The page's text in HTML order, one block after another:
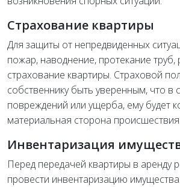
Страхование квартиры
Для защиты от непредвиденных
пожар, наводнение, протекание труб,
страхование квартиры. Страховой
собственнику быть уверенным, что в
повреждений или ущерба, ему будет
материальная сторона происшествия.
Инвентаризация
Перед передачей квартиры в аренду
провести инвентаризацию